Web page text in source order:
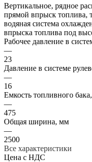
Вертикальное, рядное
прямой впрыск топлива,
водяная система
впрыска топлива под
Рабочее давление в
—
23
Давление в системе
—
16
Емкость топливного
—
475
Общая ширина, мм
—
2500
Все характеристики
Цена с НДС